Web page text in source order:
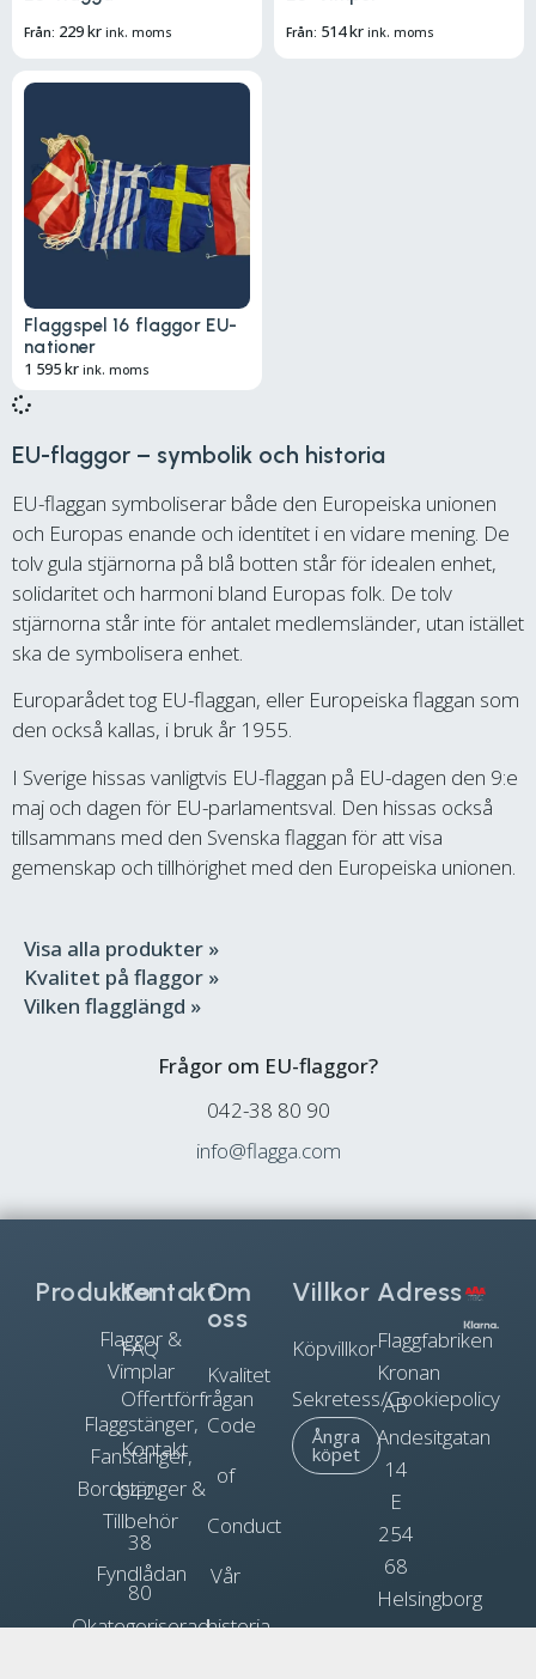
Från: 229kr ink. moms Från: 514kr ink. moms
Flaggspel 16 flaggor EU-
nationer
1 595kr ink. moms
EU-flaggor – symbolik och historia
EU-flaggan symboliserar både den Europeiska unionen
och Europas enande och identitet i en vidare mening. De
tolv gula stjärnorna på blå botten står för idealen enhet,
solidaritet och harmoni bland Europas folk. De tolv
stjärnorna står inte för antalet medlemsländer, utan istället
ska de symbolisera enhet.
Europarådet tog EU-flaggan, eller Europeiska flaggan som
den också kallas, i bruk år 1955.
I Sverige hissas vanligtvis EU-flaggan på EU-dagen den 9:e
maj och dagen för EU-parlamentsval. Den hissas också
tillsammans med den Svenska flaggan för att visa
gemenskap och tillhörighet med den Europeiska unionen.
Visa alla produkter »
Kvalitet på flaggor »
Vilken flagglängd »
Frågor om EU-flaggor?
042-38 80 90
info@flagga.com
Adress
Flaggfabriken
Kronan
AB
Andesitgatan
14
E
254
68
Helsingborg
Kontakt
FAQ
Offertförfrågan
Kontakt
042-
38
80
Om
oss
Kvalitet
Code
of
Conduct
Vår
historia
Villkor
Köpvillkor
Sekretess/Cookiepolicy
Ångra
köpet
Produkter
Flaggor &
Vimplar
Flaggstänger,
Fanstänger,
Bordstänger &
Tillbehör
Fyndlådan
Okategoriserad